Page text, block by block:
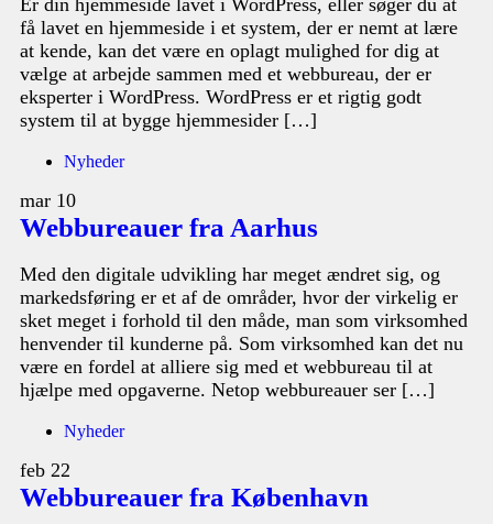
få lavet en hjemmeside i et system, der er nemt at lære
at kende, kan det være en oplagt mulighed for dig at
vælge at arbejde sammen med et webbureau, der er
eksperter i WordPress. WordPress er et rigtig godt
system til at bygge hjemmesider […]
Nyheder
mar 10
Webbureauer fra Aarhus
Med den digitale udvikling har meget ændret sig, og
markedsføring er et af de områder, hvor der virkelig er
sket meget i forhold til den måde, man som virksomhed
henvender til kunderne på. Som virksomhed kan det nu
være en fordel at alliere sig med et webbureau til at
hjælpe med opgaverne. Netop webbureauer ser […]
Nyheder
feb 22
Webbureauer fra København